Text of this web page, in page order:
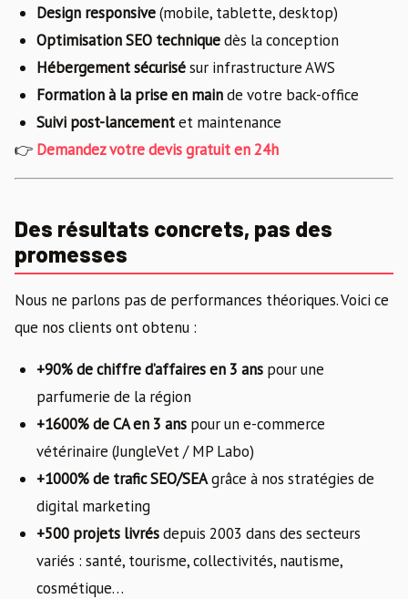
Design responsive(mobile, tablette, desktop)
Optimisation SEO techniquedès la conception
Hébergement sécurisésur infrastructure AWS
Formation à la prise en mainde votre back-office
Suivi post-lancementet maintenance
👉 Demandez votre devis gratuit en 24h
Des résultats concrets, pas des
promesses
Nous ne parlons pas de performances théoriques. Voici ce
que nos clients ont obtenu :
+90% de chiffre d’affaires en 3 ans pour une
parfumerie de la région
+1600% de CA en 3 ans pour un e-commerce
vétérinaire (JungleVet / MP Labo)
+1000% de trafic SEO/SEAgrâce à nos stratégies de
digital marketing
+500 projets livrésdepuis 2003 dans des secteurs
variés : santé, tourisme, collectivités, nautisme,
cosmétique…